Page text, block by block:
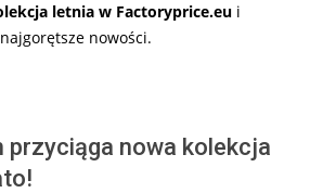
letnia w Factoryprice.eu i
nowości.
przyciąga nowa kolekcja